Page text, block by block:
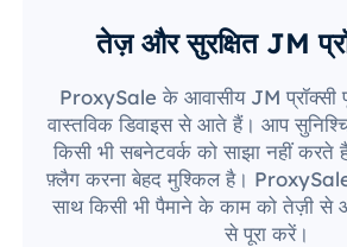
तेज़ और सुरक्षित JM
ProxySale के आवासीय JM प्रॉक्सी
वास्तविक डिवाइस से आते हैं। आप
किसी भी सबनेटवर्क को साझा नहीं करते
फ़्लैग करना बेहद मुश्किल है।
साथ किसी भी पैमाने के काम को तेज़ी
से पूरा करें।